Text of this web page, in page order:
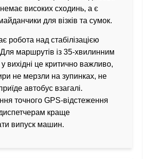
високих сходинь, а є
для візків та сумок.
робота над стабілізацією
Для маршрутів із 35-хвилинним
вихідні це критично важливо,
не мерзли на зупинках, не
автобус взагалі.
точного GPS-відстеження
краще
випуск машин.